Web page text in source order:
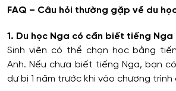
FAQ – Câu hỏi thường gặp về du
1. Du học Nga có cần biết tiếng Nga
Sinh viên có thể chọn học bằng
Anh. Nếu chưa biết tiếng Nga, bạn
dự bị 1 năm trước khi vào chương trình